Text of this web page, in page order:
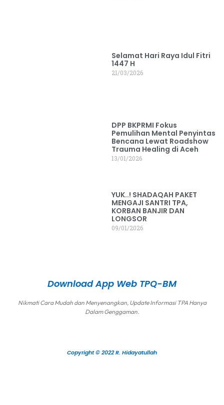
Selamat Hari Raya Idul Fitri
1447 H
21/03/2026
DPP BKPRMI Fokus
Pemulihan Mental Penyintas
Bencana Lewat Roadshow
Trauma Healing di Aceh
13/01/2026
YUK..! SHADAQAH PAKET
MENGAJI SANTRI TPA,
KORBAN BANJIR DAN
LONGSOR
09/01/2026
Download App Web TPQ-BM
Nikmati Cara Mudah dan Menyenangkan, Update Informasi TPA Hanya
Dalam Genggaman.
Copyright © 2022 R. Hidayatullah